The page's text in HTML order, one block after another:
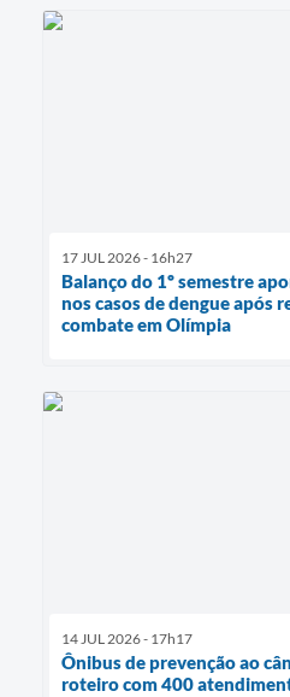
17 JUL 2026 - 16h27
Balanço do 1º semestre
nos casos de dengue após
combate em Olímpia
14 JUL 2026 - 17h17
Ônibus de prevenção ao
roteiro com 400